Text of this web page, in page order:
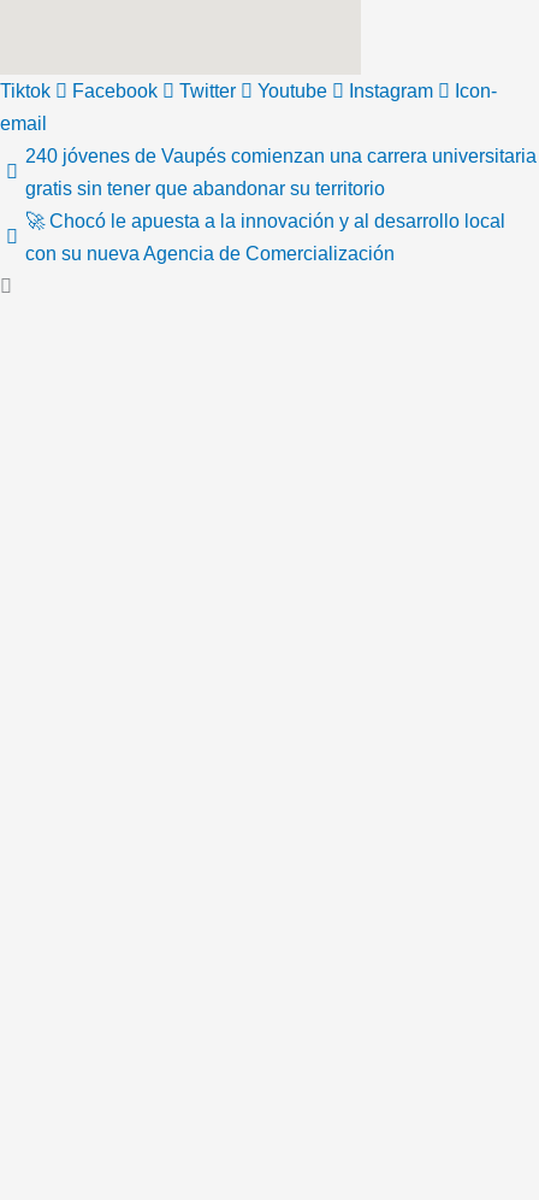
Tiktok Facebook Twitter Youtube Instagram
Icon-
email
240 jóvenes de Vaupés comienzan una carrera universitaria
gratis sin tener que abandonar su territorio
🚀 Chocó le apuesta a la innovación y al desarrollo local
con su nueva Agencia de Comercialización